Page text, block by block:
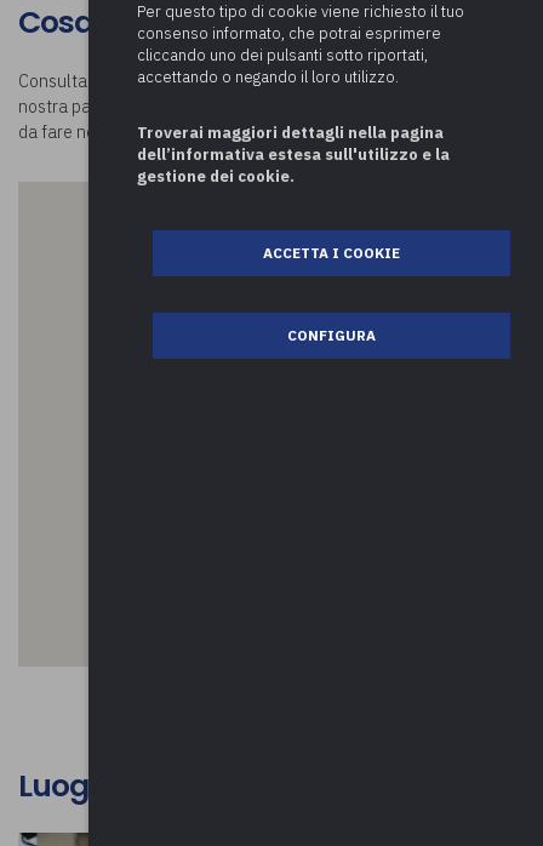
Cosa visitare a Uboldo
Consulta la mappa e scopricosa visitare a Uboldo.
nostra pagina
da fare nei comuni della provincia di Varese e oltre!
Luoghi d'interesse culturale
Per questo tipo di cookie viene richiesto il tuo
consenso informato, che potrai esprimere
cliccando uno dei pulsanti sotto riportati,
accettando o negando il loro utilizzo.
Troverai maggiori dettagli nella pagina
dell’informativa estesa sull'utilizzo e la
gestione dei cookie.
ACCETTA I COOKIE
CONFIGURA